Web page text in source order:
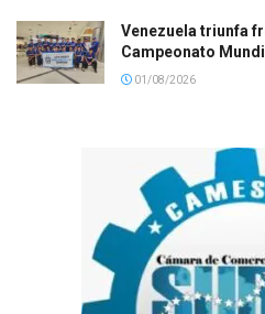
Venezuela triunfa
Campeonato
01/08/2026